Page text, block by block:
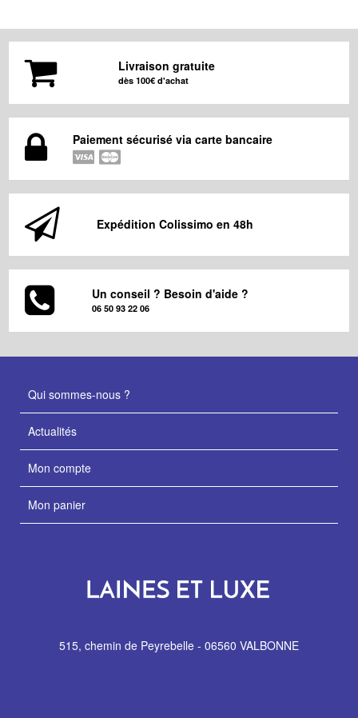
Livraison gratuite
dès 100€ d'achat
Paiement sécurisé via carte bancaire
Expédition Colissimo en 48h
Un conseil ? Besoin d'aide ?
06 50 93 22 06
Qui sommes-nous ?
Actualités
Mon compte
Mon panier
515, chemin de Peyrebelle - 06560 VALBONNE